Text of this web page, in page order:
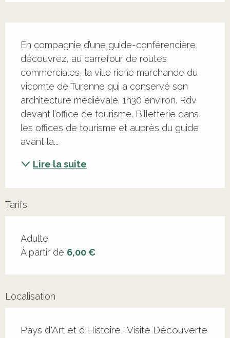
En compagnie d’une guide-conférencière,
découvrez, au carrefour de routes
commerciales, la ville riche marchande du
vicomte de Turenne qui a conservé son
architecture médiévale. 1h30 environ. Rdv
devant l’office de tourisme. Billetterie dans
les offices de tourisme et auprès du guide
avant la...
Lire la suite
Tarifs
Adulte
À partir de 6,00 €
Localisation
Pays d'Art et d'Histoire : Visite Découverte